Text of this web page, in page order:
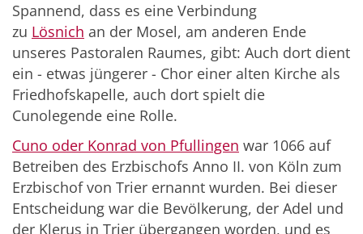
Spannend, dass es eine Verbindung
zu Lösnich an der Mosel, am anderen Ende
unseres Pastoralen Raumes, gibt: Auch dort dient
ein - etwas jüngerer - Chor einer alten Kirche als
Friedhofskapelle, auch dort spielt die
Cunolegende eine Rolle.
Cuno oder Konrad von Pfullingen war 1066 auf
Betreiben des Erzbischofs Anno II. von Köln zum
Erzbischof von Trier ernannt wurden. Bei dieser
Entscheidung war die Bevölkerung, der Adel und
der Klerus in Trier übergangen worden, und es